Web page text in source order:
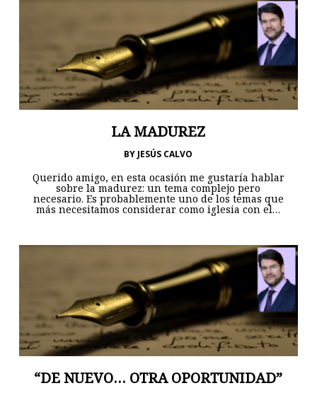
LA MADUREZ
BY JESÚS CALVO
Querido amigo, en esta ocasión me gustaría hablar
sobre la madurez: un tema complejo pero
necesario. Es probablemente uno de los temas que
más necesitamos considerar como iglesia con el…
“DE NUEVO… OTRA OPORTUNIDAD”